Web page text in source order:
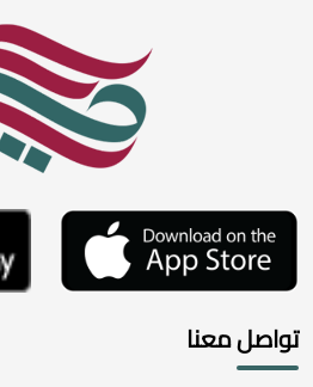
تواصل معنا